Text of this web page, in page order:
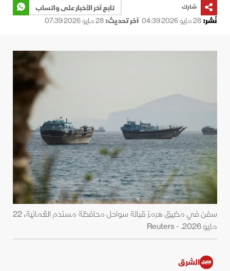
شارك
تابع آخر الأخبار على واتساب
نُشر:28 مايو 2026 04:39 آخر تحديث:28 مايو 2026 07:39
سفن في مضيق هرمز قبالة سواحل محافظة مسندم العُمانية، 22
مايو 2026. - Reuters
الشرق